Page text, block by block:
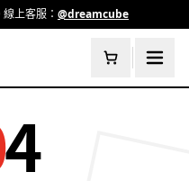
上客服： @dreamcube
4